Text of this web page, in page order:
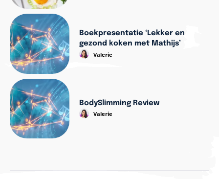
Boekpresentatie ‘Lekker en
gezond koken met Mathijs’
Valerie
BodySlimming Review
Valerie